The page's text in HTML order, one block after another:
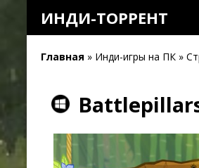
ИНДИ-ТОРРЕНТ
Главная » Инди-игры на ПК »